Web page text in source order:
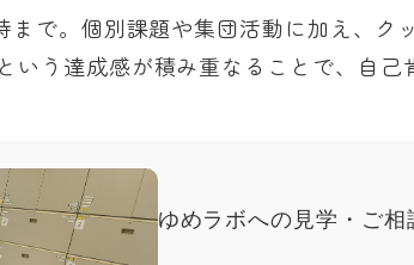
まで。個別課題や集団活動に加え、
う達成感が積み重なることで、自己
ゆめラボへの見学・ご相